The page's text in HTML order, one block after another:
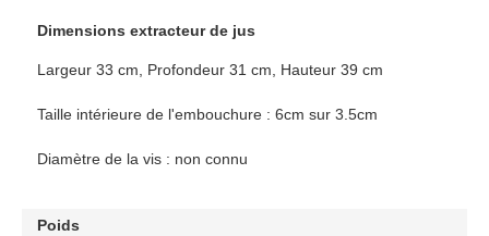
Dimensions extracteur de jus
Largeur 33 cm, Profondeur 31 cm, Hauteur 39 cm
Taille intérieure de l'embouchure : 6cm sur 3.5cm
Diamètre de la vis : non connu
Poids